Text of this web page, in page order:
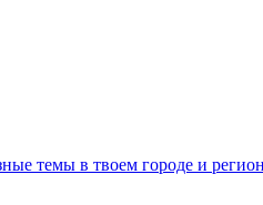
темы в твоем городе и